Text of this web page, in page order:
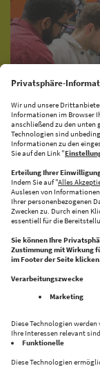
KI-
CENTRE FOR
Halle 43 bringt